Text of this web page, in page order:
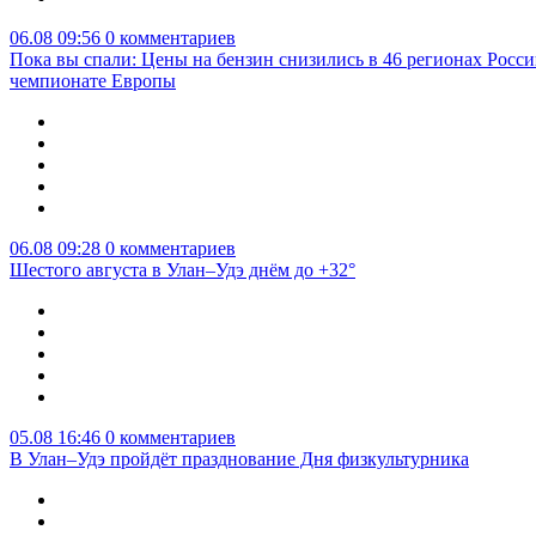
06.08 09:56 0 комментариев
Пока вы спали: Цены на бензин снизились в 46 регионах
чемпионате Европы
06.08 09:28 0 комментариев
Шестого августа в Улан–Удэ днём до +32°
05.08 16:46 0 комментариев
В Улан–Удэ пройдёт празднование Дня физкультурника